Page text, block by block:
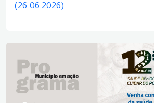
(26.06.2026)